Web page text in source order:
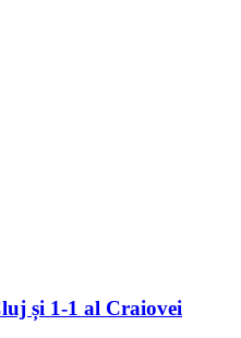
și 1-1 al Craiovei